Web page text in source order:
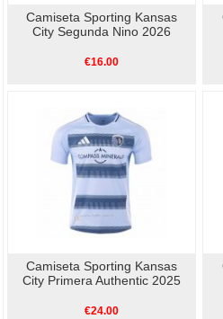
Camiseta Sporting Kansas
City Segunda Nino 2026
€16.00
Camiseta Sporting Kansas
City Primera Authentic 2025
€24.00